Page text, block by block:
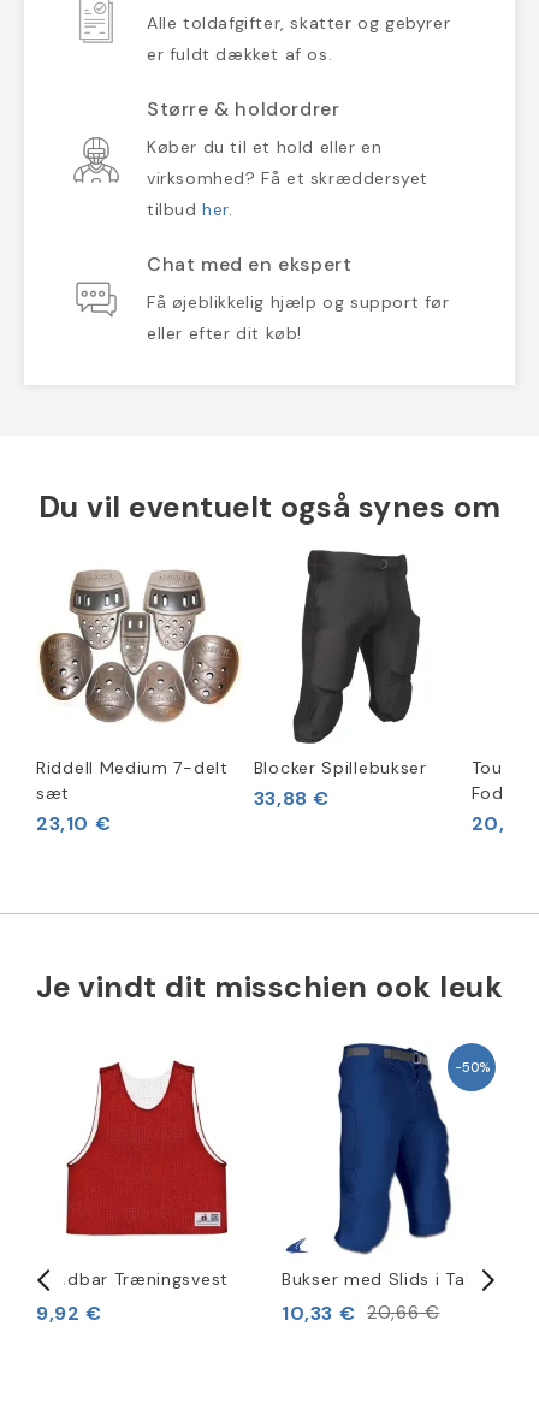
Alle toldafgifter, skatter og gebyrer
er fuldt dækket af os.
Større & holdordrer
Køber du til et hold eller en
virksomhed? Få et skræddersyet
tilbudher.
Chat med en ekspert
Få øjeblikkelig hjælp og support før
eller efter dit køb!
Du vil eventuelt også synes om
Riddell Medium 7-delt
sæt
23,10 €
Blocker Spillebukser
33,88 €
20,62
Je vindt dit misschien ook leuk
Vendbar Træningsvest
9,92 €
-50%
Bukser med Slids i Taljen
10,33 € 20,66 €